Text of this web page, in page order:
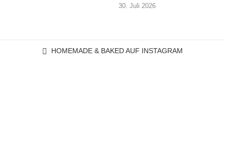
30. Juli 2026
HOMEMADE & BAKED AUF INSTAGRAM